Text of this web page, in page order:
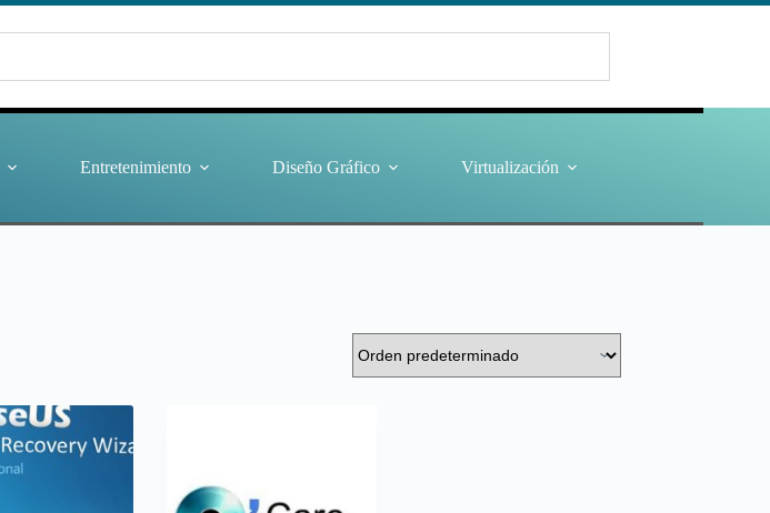
Entretenimiento Diseño Gráfico Virtualización